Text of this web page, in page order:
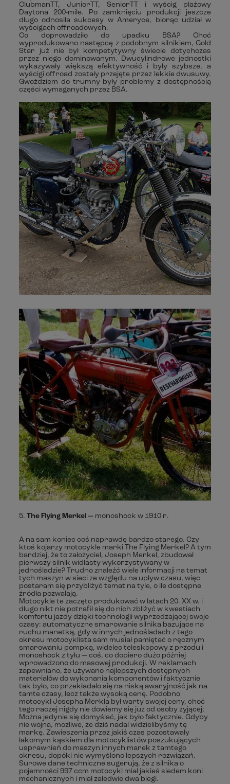
ClubmanTT, JuniorTT, SeniorTT i wyścig plażowy
Daytona 200-mile. Po zamknięciu produkcji jeszcze
długo odnosiła sukcesy w Ameryce, biorąc udział w
wyścigach offroadowych.
Co doprowadziło do upadku BSA? Choć
wyprodukowano następcę z podobnym silnikiem, Gold
Star już nie był kompetytywny świecie dotychczas
przez niego dominowanym. Dwucylindrowe jednostki
wykazywały większą efektywność i były szybsze, a
wyścigi offroad zostały przejęte przez lekkie dwusuwy.
Gwoździem do trumny były problemy z dostępnością
części wymaganych przez BSA.
5. The Flying Merkel — monoshock w 1910 r.
A na sam koniec coś naprawdę bardzo starego. Czy
ktoś kojarzy motocykle marki The Flying Merkel? A tym
bardziej, że to założyciel, Joseph Merkel, zbudował
pierwszy silnik widlasty wykorzystywany w
jednośladzie? Trudno znaleźć wiele informacji na temat
tych maszyn w sieci ze względu na upływ czasu, więc
postaram się przybliżyć temat na tyle, o ile dostępne
źródła pozwalają.
Motocykle te zaczęto produkować w latach 20. XX w. i
długo nikt nie potrafił się do nich zbliżyć w kwestiach
komfortu jazdy dzięki technologii wyprzedzającej swoje
czasy: automatyczne smarowanie silnika bazujące na
ruchu manetką, gdy w innych jednośladach z tego
okresu motocyklista sam musiał pamiętać o ręcznym
smarowaniu pompką, widelec teleskopowy z przodu i
monoshock z tyłu — coś, co dopiero dużo później
wprowadzono do masowej produkcji. W reklamach
zapewniano, że używano najlepszych dostępnych
materiałów do wykonania komponentów i faktycznie
tak było, co przekładało się na niską awaryjność jak na
tamte czasy, lecz także wysoką cenę. Podobno
motocykl Josepha Merkla był warty swojej ceny, choć
tego raczej nigdy nie dowiemy się już od osoby żyjącej;
Można jedynie się domyślać, jak było faktycznie. Gdyby
nie wojna, możliwe, że dziś nadal widzielibyśmy tę
markę. Zawieszenia przez jakiś czas pozostawały
łakomym kąskiem dla motocyklistów poszukujących
usprawnień do maszyn innych marek z tamtego
okresu, dopóki nie wymyślono lepszych rozwiązań.
Surowe dane techniczne sugerują, że z silnika o
pojemności 997 ccm motocykl miał jakieś siedem koni
mechanicznych i miał zaledwie dwa biegi.